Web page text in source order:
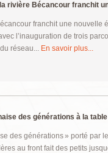
la rivière Bécancour franchit
franchit une nouvelle
l’inauguration de trois
réseau... En savoir plus...
des générations à la
des générations » porté par le
au front fait des petits